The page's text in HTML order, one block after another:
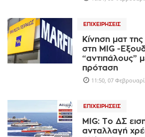
ΕΠΙΧΕΙΡΉΣΕΙΣ
Κίνηση ματ
στη MIG -
“αντιπάλους”
πρόταση
11:50, 07
ΕΠΙΧΕΙΡΉΣΕΙΣ
MIG: Το ΔΣ
ανταλλαγή